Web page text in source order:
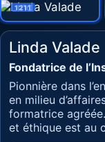
1211
Linda Valade
Fondatrice de
Pionnière dans
en milieu
formatrice
et éthique est au